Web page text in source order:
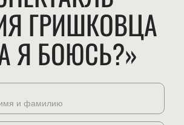
ГРИШКОВЦА
Я БОЮСЬ?»